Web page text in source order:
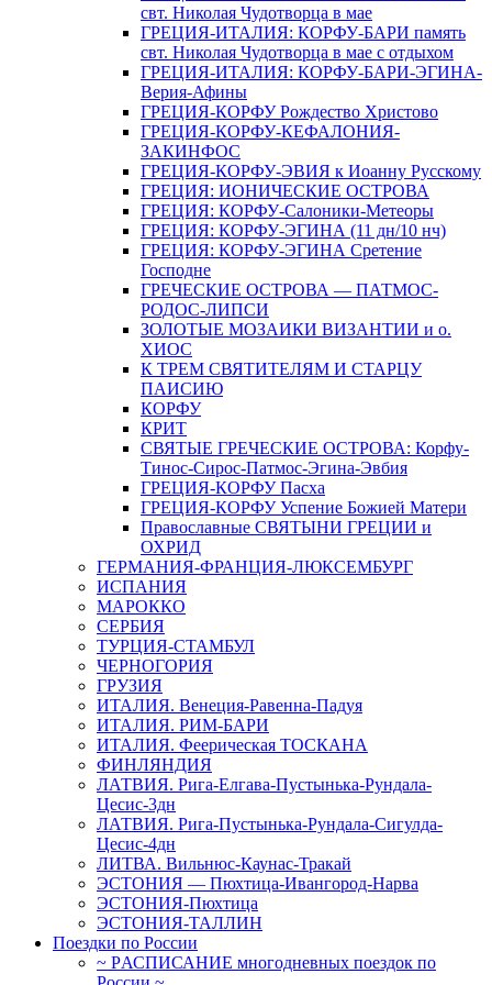
свт. Николая Чудотворца в мае
ГРЕЦИЯ-ИТАЛИЯ: КОРФУ-БАРИ память
свт. Николая Чудотворца в мае с отдыхом
ГРЕЦИЯ-ИТАЛИЯ: КОРФУ-БАРИ-ЭГИНА-
Верия-Афины
ГРЕЦИЯ-КОРФУ Рождество Христово
ГРЕЦИЯ-КОРФУ-КЕФАЛОНИЯ-
ЗАКИНФОС
ГРЕЦИЯ-КОРФУ-ЭВИЯ к Иоанну Русскому
ГРЕЦИЯ: ИОНИЧЕСКИЕ ОСТРОВА
ГРЕЦИЯ: КОРФУ-Салоники-Метеоры
ГРЕЦИЯ: КОРФУ-ЭГИНА (11 дн/10 нч)
ГРЕЦИЯ: КОРФУ-ЭГИНА Сретение
Господне
ГРЕЧЕСКИЕ ОСТРОВА — ПАТМОС-
РОДОС-ЛИПСИ
ЗОЛОТЫЕ МОЗАИКИ ВИЗАНТИИ и о.
ХИОС
К ТРЕМ СВЯТИТЕЛЯМ И СТАРЦУ
ПАИСИЮ
КОРФУ
КРИТ
СВЯТЫЕ ГРЕЧЕСКИЕ ОСТРОВА: Корфу-
Тинос-Сирос-Патмос-Эгина-Эвбия
ГРЕЦИЯ-КОРФУ Пасха
ГРЕЦИЯ-КОРФУ Успение Божией Матери
Православные СВЯТЫНИ ГРЕЦИИ и
ОХРИД
ГЕРМАНИЯ-ФРАНЦИЯ-ЛЮКСЕМБУРГ
ИСПАНИЯ
МАРОККО
СЕРБИЯ
ТУРЦИЯ-СТАМБУЛ
ЧЕРНОГОРИЯ
ГРУЗИЯ
ИТАЛИЯ. Венеция-Равенна-Падуя
ИТАЛИЯ. РИМ-БАРИ
ИТАЛИЯ. Феерическая ТОСКАНА
ФИНЛЯНДИЯ
ЛАТВИЯ. Рига-Елгава-Пустынька-Рундала-
Цесис-3дн
ЛАТВИЯ. Рига-Пустынька-Рундала-Сигулда-
Цесис-4дн
ЛИТВА. Вильнюс-Каунас-Тракай
ЭСТОНИЯ — Пюхтица-Ивангород-Нарва
ЭСТОНИЯ-Пюхтица
ЭСТОНИЯ-ТАЛЛИН
Поездки по России
~ PАСПИСАНИЕ многодневных поездок по